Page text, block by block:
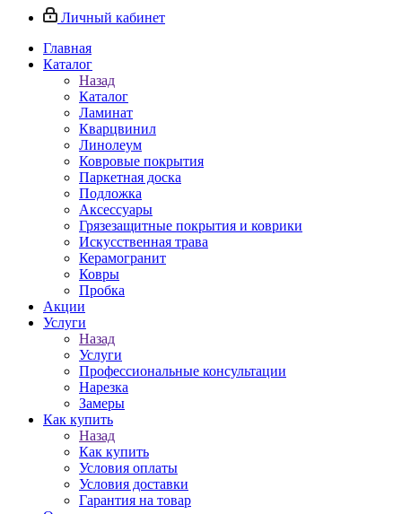
Личный кабинет
Главная
Каталог
Назад
Каталог
Ламинат
Кварцвинил
Линолеум
Ковровые покрытия
Паркетная доска
Подложка
Аксессуары
Грязезащитные покрытия и коврики
Искусственная трава
Керамогранит
Ковры
Пробка
Акции
Услуги
Назад
Услуги
Профессиональные консультации
Нарезка
Замеры
Как купить
Назад
Как купить
Условия оплаты
Условия доставки
Гарантия на товар